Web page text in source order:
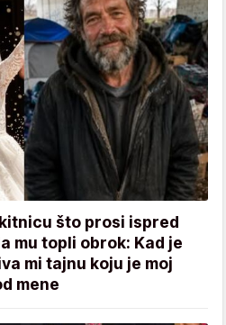
što prosi ispred
mu topli obrok: Kad je
mi tajnu koju je moj
mene